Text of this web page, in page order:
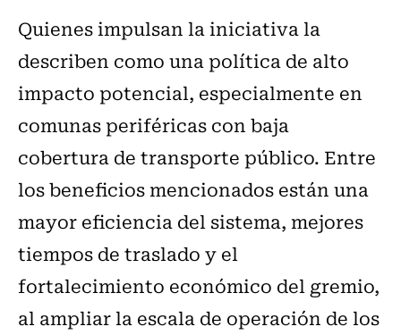
Quienes impulsan la iniciativa la
describen como una política de alto
impacto potencial, especialmente en
comunas periféricas con baja
cobertura de transporte público. Entre
los beneficios mencionados están una
mayor eficiencia del sistema, mejores
tiempos de traslado y el
fortalecimiento económico del gremio,
al ampliar la escala de operación de los